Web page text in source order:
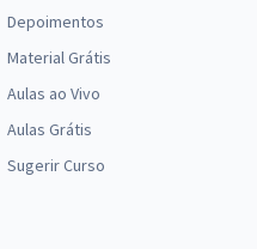
Depoimentos
Material Grátis
Aulas ao Vivo
Aulas Grátis
Sugerir Curso